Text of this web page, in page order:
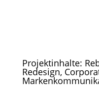
Projektinhalte:
Redesign,